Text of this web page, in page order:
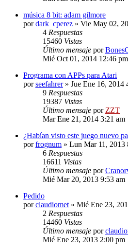
música 8 bit: adam gilmore
pordark_cperez » Vie May 02,
4 Respuestas
15460 Vistas
Último mensaje por
Mié Oct 01, 2014 12:46 pm
Programa con APPs para Atari
porseefahrer» Jue Ene 16, 2014
9 Respuestas
19387 Vistas
Último mensaje por ZZT
Mar Ene 21, 2014 3:21 am
¿Habían visto este juego nuevo
porfrognum » Lun Mar 11, 2013
6 Respuestas
16611 Vistas
Último mensaje por
Mié Mar 20, 2013 9:53 am
Pedido
porclaudiomet » Mié Ene 23,
2 Respuestas
14460 Vistas
Último mensaje por
Mié Ene 23, 2013 2:00 pm